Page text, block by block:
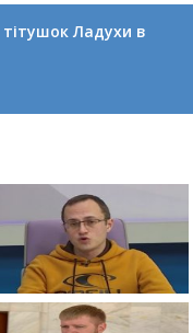
тітушок Ладухи в